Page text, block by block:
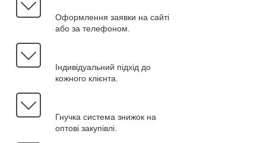
Оформлення заявки на сайті
або за телефоном.
Індивідуальний підхід до
кожного клієнта.
Гнучка система знижок на
оптові закупівлі.